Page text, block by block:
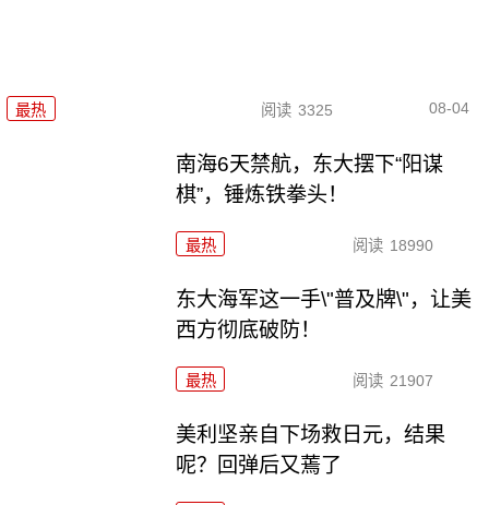
最热 阅读 3325 08-04
南海6天禁航，东大摆下“阳谋
棋”，锤炼铁拳头！
最热 阅读 18990
东大海军这一手\"普及牌\"，让美
西方彻底破防！
最热 阅读 21907
美利坚亲自下场救日元，结果
呢？回弹后又蔫了